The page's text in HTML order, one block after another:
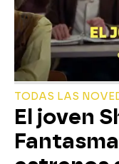
TODAS LAS
El joven